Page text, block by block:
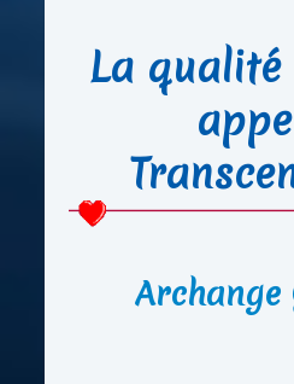
La qualité
Archange